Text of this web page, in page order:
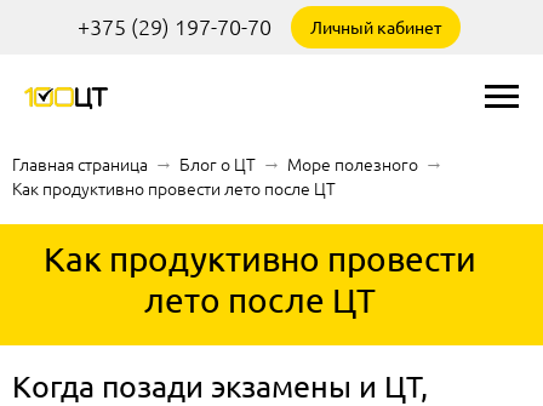
+375 (29) 197-70-70 Личный кабинет
Главная страница → Блог о ЦТ → Море полезного →
Как продуктивно провести лето после ЦТ
Как продуктивно провести
лето после ЦТ
Когда позади экзамены и ЦТ,